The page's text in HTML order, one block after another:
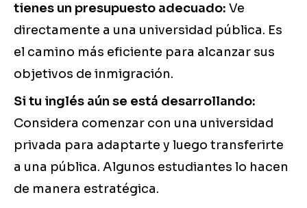
tienes un presupuesto adecuado: Ve
directamente a una universidad pública. Es
el camino más eficiente para alcanzar sus
objetivos de inmigración.
Si tu inglés aún se está desarrollando:
Considera comenzar con una universidad
privada para adaptarte y luego transferirte
a una pública. Algunos estudiantes lo hacen
de manera estratégica.